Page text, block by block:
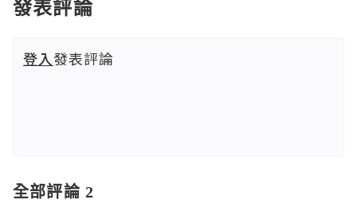
發表評論
登入發表評論
全部評論 2